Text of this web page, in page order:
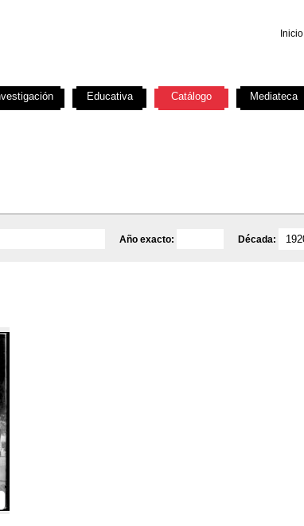
Inicio
Año exacto: Década:
Educativa Catálogo Mediateca